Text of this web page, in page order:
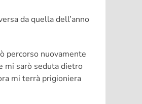
da quella dell’anno
percorso nuovamente
mi sarò seduta dietro
mi terrà prigioniera